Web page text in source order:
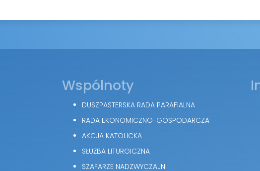
Wspólnoty
DUSZPASTERSKA RADA PARAFIALNA
RADA EKONOMICZNO-GOSPODARCZA
AKCJA KATOLICKA
SŁUŻBA LITURGICZNA
SZAFARZE NADZWYCZAJNI